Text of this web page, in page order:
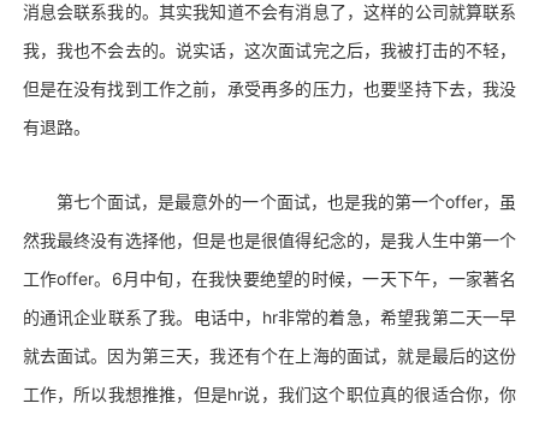
消息会联系我的。其实我知道不会有消息了，这样的公司就算联系
我，我也不会去的。说实话，这次面试完之后，我被打击的不轻，
但是在没有找到工作之前，承受再多的压力，也要坚持下去，我没
有退路。
第七个面试，是最意外的一个面试，也是我的第一个offer，虽
然我最终没有选择他，但是也是很值得纪念的，是我人生中第一个
工作offer。6月中旬，在我快要绝望的时候，一天下午，一家著名
的通讯企业联系了我。电话中，hr非常的着急，希望我第二天一早
就去面试。因为第三天，我还有个在上海的面试，就是最后的这份
工作，所以我想推推，但是hr说，我们这个职位真的很适合你，你